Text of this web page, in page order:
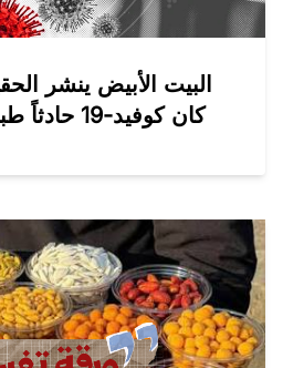
البيت الأبيض ينشر
كان كوفيد-